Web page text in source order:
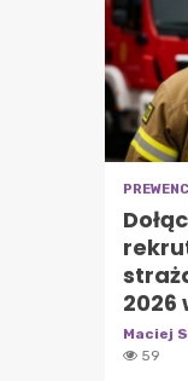
2026
Maciej
59